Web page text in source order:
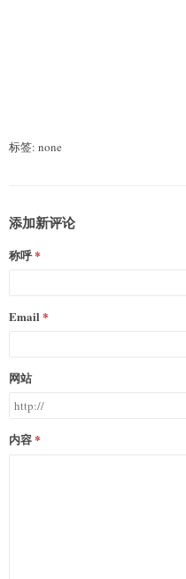
标签: none
添加新评论
称呼
Email
网站
内容